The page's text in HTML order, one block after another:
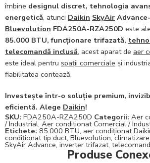
îmbine designul discret, tehnologia
energetică, atunci Daikin SkyAir
Bluevolution FDA250A-RZA250D este
85.000 BTU, funcționare trifazată,
telecomandă inclusă, acest aparat de aer
este ideal pentru spații comerciale și
fiabilitatea contează.
Investește într-o soluție premium,
eficientă. Alege Daikin!
SKU: FDA250A-RZA250D Categorii: Aer
/ Industrial, Aer conditionat Comercial /
Etichete: 85.000 BTU, aer condiționat
condiționat tip duct, Bluevolution,
SkyAir Advance, inverter trifazat,
Produse